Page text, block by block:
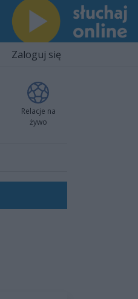
Zaloguj się
Relacje na
żywo